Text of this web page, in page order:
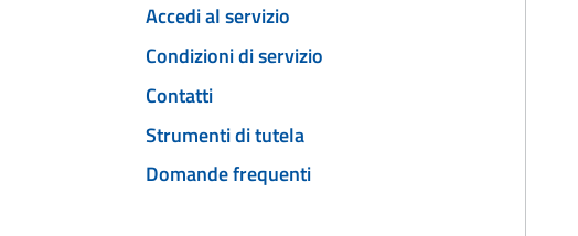
Accedi al servizio
Condizioni di servizio
Contatti
Strumenti di tutela
Domande frequenti